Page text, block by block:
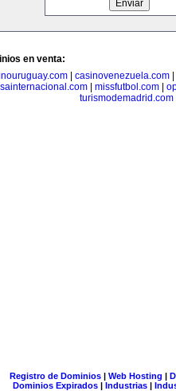
en venta:
| casinovenezuela.com|
| missfutbol.com|
turismodemadrid.com
Registro de Dominios| Web Hosting |
Dominios Expirados | Industrias |